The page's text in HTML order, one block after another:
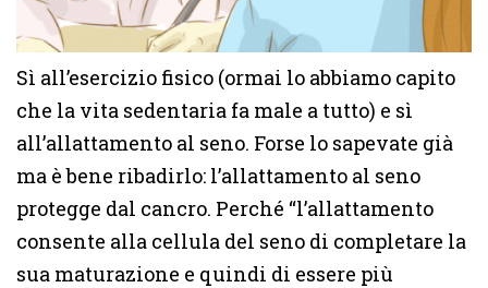
Sì all’esercizio fisico (ormai lo abbiamo capito
che la vita sedentaria fa male a tutto) e sì
all’allattamento al seno. Forse lo sapevate già
ma è bene ribadirlo: l’allattamento al seno
protegge dal cancro. Perché “l’allattamento
consente alla cellula del seno di completare la
sua maturazione e quindi di essere più